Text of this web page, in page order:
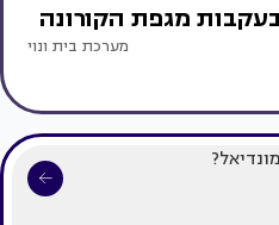
בעקבות מגפת הקורונה
מערכת בית ונוי